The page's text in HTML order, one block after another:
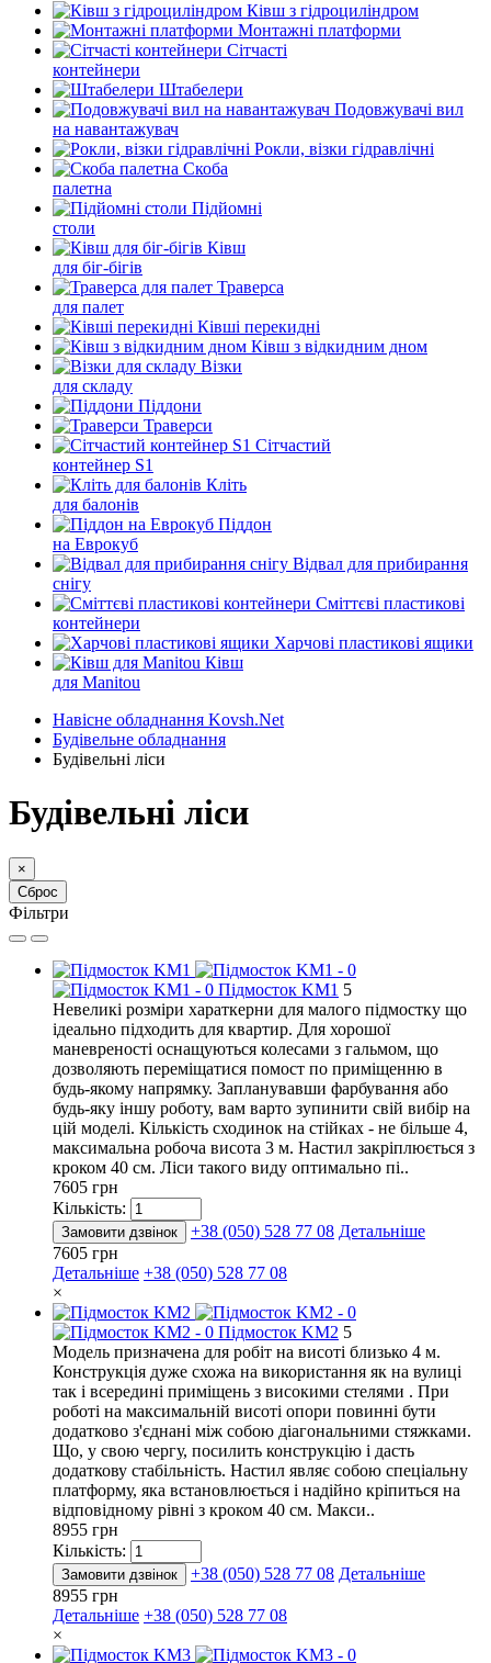
Ківш з гідроциліндром
Монтажні платформи
Сітчасті
контейнери
Штабелери
Подовжувачі вил
на навантажувач
Рокли, візки гідравлічні
Скоба
палетна
Підйомні
столи
Ківш
для біг-бігів
Траверса
для палет
Ківші перекидні
Ківш з відкидним дном
Візки
для складу
Піддони
Траверси
Сітчастий
контейнер S1
Кліть
для балонів
Піддон
на Еврокуб
Відвал для прибирання
снігу
Cміттєві пластикові
контейнери
Харчові пластикові ящики
Ківш
для Manitou
Навісне обладнання Kovsh.Net
Будівельне обладнання
Будівельні ліси
Будівельні ліси
×
Сброс
Фільтри
Підмосток KM1 5
Невеликі розміри хараткерни для малого підмостку що
ідеально підходить для квартир. Для хорошої
маневреності оснащуються колесами з гальмом, що
дозволяють переміщатися помост по приміщенню в
будь-якому напрямку. Запланувавши фарбування або
будь-яку іншу роботу, вам варто зупинити свій вибір на
цій моделі. Кількість сходинок на стійках - не більше 4,
максимальна робоча висота 3 м. Настил закріплюється з
кроком 40 см. Ліси такого виду оптимально пі..
7605 грн
Кількість:
Замовити дзвінок +38 (050) 528 77 08 Детальніше
7605 грн
Детальніше +38 (050) 528 77 08
×
Підмосток KM2 5
Модель призначена для робіт на висоті близько 4 м.
Конструкція дуже схожа на використання як на вулиці
так і всередині приміщень з високими стелями . При
роботі на максимальній висоті опори повинні бути
додатково з'єднані між собою діагональними стяжками.
Що, у свою чергу, посилить конструкцію і дасть
додаткову стабільність. Настил являє собою спеціальну
платформу, яка встановлюється і надійно кріпиться на
відповідному рівні з кроком 40 см. Макси..
8955 грн
Кількість:
Замовити дзвінок +38 (050) 528 77 08 Детальніше
8955 грн
Детальніше +38 (050) 528 77 08
×